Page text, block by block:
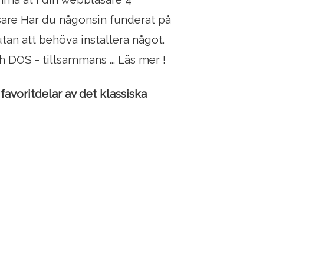
Har du någonsin funderat på
att behöva installera något.
- tillsammans ... Läs mer !
av det klassiska